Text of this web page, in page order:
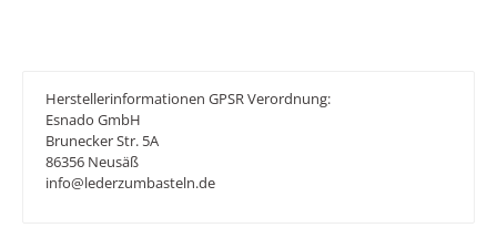
Herstellerinformationen GPSR Verordnung:
Esnado GmbH
Brunecker Str. 5A
86356 Neusäß
info@lederzumbasteln.de